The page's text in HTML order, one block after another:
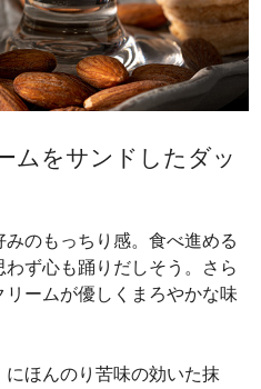
ムをサンドしたダッ
のもっちり感。食べ進める
ず心も踊りだしそう。さら
ームが優しくまろやかな味
ほんのり苦味の効いた抹